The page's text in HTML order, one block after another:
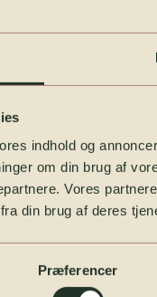
indhold og
om din brug af
Vores
din brug af deres
Præferencer
S. Reservation
børn kan vise